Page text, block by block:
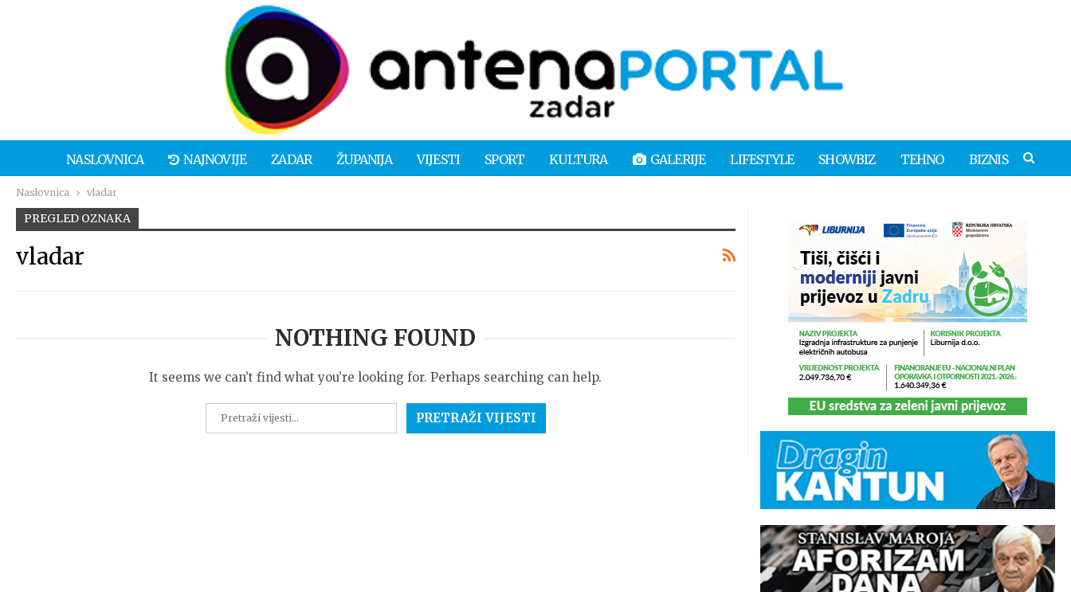
NASLOVNICA NAJNOVIJE ZADAR ŽUPANIJA VIJESTI SPORT KULTURA GALERIJE LIFESTYLE SHOWBIZ TEHNO BIZNIS
Naslovnica vladar
PREGLED OZNAKA
vladar
NOTHING FOUND
It seems we can’t find what you’re looking for. Perhaps searching can help.